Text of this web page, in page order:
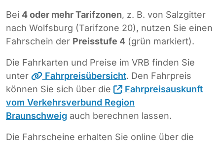
Bei 4 oder mehr Tarifzonen, z. B. von Salzgitter
nach Wolfsburg (Tarifzone 20), nutzen Sie einen
Fahrschein der Preisstufe 4 (grün markiert).
Die Fahrkarten und Preise im VRB finden Sie
unter
Fahrpreisübersicht. Den Fahrpreis
können Sie sich über die
Fahrpreisauskunft
vom Verkehrsverbund Region
Braunschweig auch berechnen lassen.
Die Fahrscheine erhalten Sie online über die